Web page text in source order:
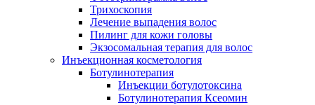
Трихоскопия
Лечение выпадения волос
Пилинг для кожи головы
Экзосомальная терапия для волос
Инъекционная косметология
Ботулинотерапия
Инъекции ботулотоксина
Ботулинотерапия Ксеомин